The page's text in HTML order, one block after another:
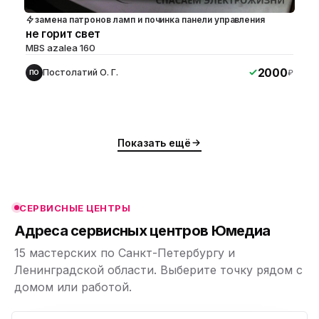
замена патронов ламп и починка панели управления
не горит свет
MBS azalea 160
ПО Постолатий О. Г. 2000₽
Показать ещё
СЕРВИСНЫЕ ЦЕНТРЫ
Адреса сервисных центров Юмедиа
15 мастерских по Санкт-Петербургу и
Ленинградской области. Выберите точку рядом с
домом или работой.
ю